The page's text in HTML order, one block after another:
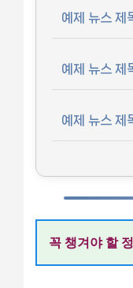
예제 뉴스 제
예제 뉴스 제
예제 뉴스 제
꼭 챙겨야 할